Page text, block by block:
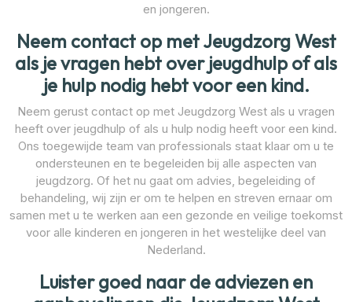
en jongeren.
Neem contact op met Jeugdzorg West
als je vragen hebt over jeugdhulp of als
je hulp nodig hebt voor een kind.
Neem gerust contact op met Jeugdzorg West als u vragen
heeft over jeugdhulp of als u hulp nodig heeft voor een kind.
Ons toegewijde team van professionals staat klaar om u te
ondersteunen en te begeleiden bij alle aspecten van
jeugdzorg. Of het nu gaat om advies, begeleiding of
behandeling, wij zijn er om te helpen en streven ernaar om
samen met u te werken aan een gezonde en veilige toekomst
voor alle kinderen en jongeren in het westelijke deel van
Nederland.
Luister goed naar de adviezen en